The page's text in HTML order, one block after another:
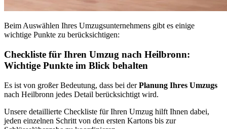
Beim Auswählen Ihres Umzugsunternehmens gibt es einige
wichtige Punkte zu berücksichtigen:
Checkliste für Ihren Umzug nach Heilbronn:
Wichtige Punkte im Blick behalten
Es ist von großer Bedeutung, dass bei derPlanung Ihres Umzugs
nach Heilbronn jedes Detail berücksichtigt wird.
Unsere detaillierte Checkliste für Ihren Umzug hilft Ihnen dabei,
jeden einzelnen Schritt von den ersten Kartons bis zur